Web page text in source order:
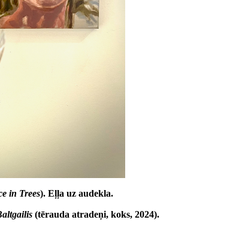
in Trees). Eļļa uz audekla.
(tērauda atradeņi, koks, 2024).